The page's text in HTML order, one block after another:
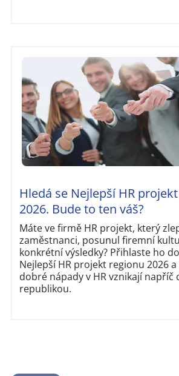
Hledá se Nejlepší HR
2026. Bude to ten váš?
Máte ve firmě HR projekt, který
zaměstnanci, posunul firemní
konkrétní výsledky? Přihlaste ho
Nejlepší HR projekt regionu 2026
dobré nápady v HR vznikají napříč
republikou.